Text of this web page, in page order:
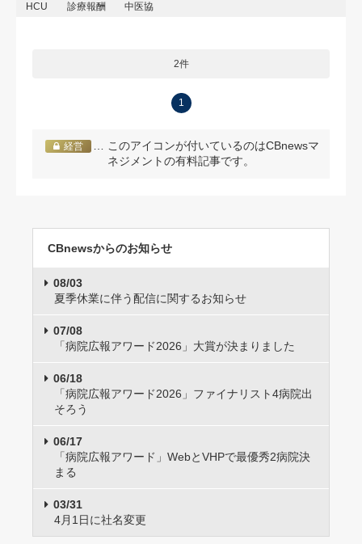
HCU
診療報酬 中医協
2件
1
経営
… このアイコンが付いているのはCBnewsマ
ネジメントの有料記事です。
CBnewsからのお知らせ
08/03
夏季休業に伴う配信に関するお知らせ
07/08
「病院広報アワード2026」大賞が決まりました
06/18
「病院広報アワード2026」ファイナリスト4病院出
そろう
06/17
「病院広報アワード」WebとVHPで最優秀2病院決
まる
03/31
4月1日に社名変更